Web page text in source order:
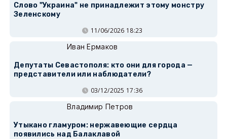
Слово "Украина" не принадлежит этому монстру
Зеленскому
11/06/2026 18:23
Иван Ермаков
Депутаты Севастополя: кто они для города —
представители или наблюдатели?
03/12/2025 17:36
Владимир Петров
Утыкано гламуром: нержавеющие сердца
появились над Балаклавой